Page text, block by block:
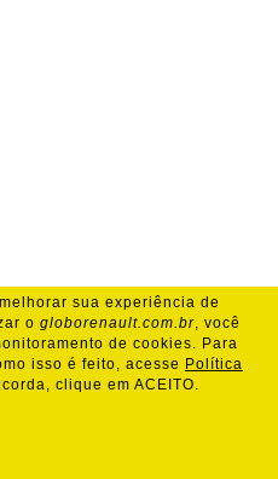
sua experiência de
o globorenault.com.br, você
de cookies. Para
isso é feito, acesse Política
clique em ACEITO.